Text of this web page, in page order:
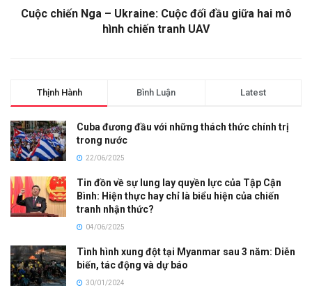
Cuộc chiến Nga – Ukraine: Cuộc đối đầu giữa hai mô
hình chiến tranh UAV
Thịnh Hành Bình Luận Latest
Cuba đương đầu với những thách thức chính trị
trong nước
22/06/2025
Tin đồn về sự lung lay quyền lực của Tập Cận
Bình: Hiện thực hay chỉ là biểu hiện của chiến
tranh nhận thức?
04/06/2025
Tình hình xung đột tại Myanmar sau 3 năm: Diễn
biến, tác động và dự báo
30/01/2024